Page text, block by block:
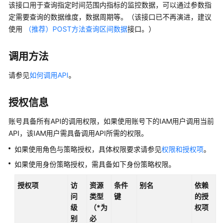
品
介
绍
计
说
快
速
入
用
指
该接口用于查询指定时间范围内指标的监控数据，可以通过参数指
定需要查询的数据维度，数据周期等。（该接口已不再演进，建议
使用
（推荐）POST方法查询区间数据接口。）
调用方法
请参见如何调用API。
授权信息
账号具备所有API的调用权限，如果使用账号下的IAM用户调用当前
API，该IAM用户需具备调用API所需的权限。
如果使用角色与策略授权，具体权限要求请参见权限和授权项。
如果使用身份策略授权，需具备如下身份策略权限。
授权项
访
问
级
别
资源
类型
（*为
必
条件
键
别名
依赖
的授
权项